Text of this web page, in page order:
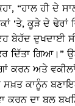
“ਹਾਲ ਹੀ ਦੇ
‘ਤੇ, ਕੂੜੇ ਦੇ
ਦੁਖਦਾਈ
ਦਿੱਤਾ
ਕਰਨ ਅਤੇ
ਸਖ਼ਤ ਕਾਨੂੰਨ
ਕਰਨ ਦਾ ਬਲ